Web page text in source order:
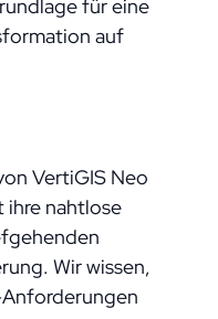
für eine
auf
VertiGIS Neo
ihre nahtlose
Wir wissen,